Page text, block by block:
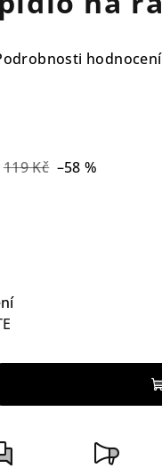
hodnocení
119 Kč –58 %